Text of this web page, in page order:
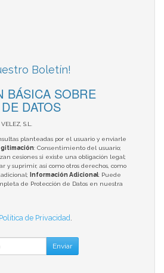
Boletín!
BÁSICA SOBRE
DATOS
S.L.
planteadas por el usuario y enviarle
: Consentimiento del usuario;
cesiones si existe una obligación legal;
y suprimir, así como otros derechos, como
Información Adicional: Puede
de Protección de Datos en nuestra
Política de Privacidad
Enviar